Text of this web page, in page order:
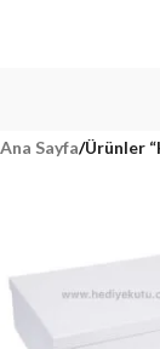
Ana Sayfa/Ürünler